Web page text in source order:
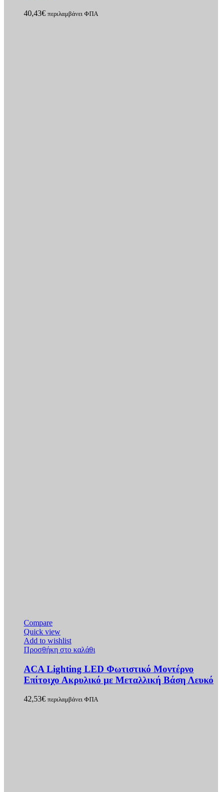
40,43€ περιλαμβάνει ΦΠΑ
Compare
Quick view
Add to wishlist
Προσθήκη στο καλάθι
ACA Lighting LED Φωτιστικό Μοντέρνο
Επίτοιχο Ακρυλικό με Μεταλλική Βάση Λευκό
42,53€ περιλαμβάνει ΦΠΑ